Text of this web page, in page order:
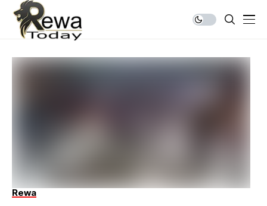
Rewa